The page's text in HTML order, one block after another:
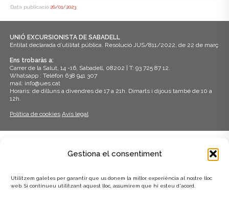
Gestiona el consentiment
Utilitzem galetes per garantir que us donem la millor experiència al nostre lloc
web. Si continueu utilitzant aquest lloc, assumirem que hi esteu d'acord.
Data publicació 26/01/2023
UNIÓ EXCURSIONISTA DE SABADELL
Entitat declarada d’utilitat pública. Resolució JUS/811/2022, de 22 de març
Ens trobaràs a:
Carrer de la Salut, 14 -16, Sabadell, 08202 | T: 93 725 87 12.
Whatsapp : Telèfon 638 941 307
mail: info@ues.cat
Horaris: de dilluns a divendres de 17 a 21h. Dimarts i dijous també de 10 a
12h.
Política de cookies Avís legal